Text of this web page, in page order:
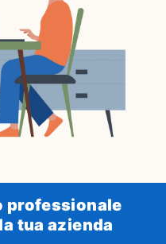
professionale
tua azienda